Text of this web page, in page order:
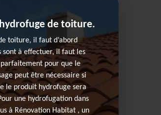
de toiture.
toiture, il faut d’abord
sont à effectuer, il faut les
pour que le
peut être nécessaire si
le produit hydrofuge sera
une hydrofugation dans
à Rénovation Habitat , un